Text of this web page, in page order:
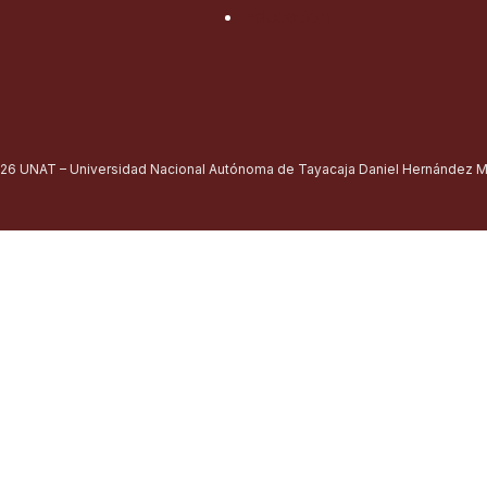
UNAT – Universidad Nacional Autónoma de Tayacaja Daniel Hernández